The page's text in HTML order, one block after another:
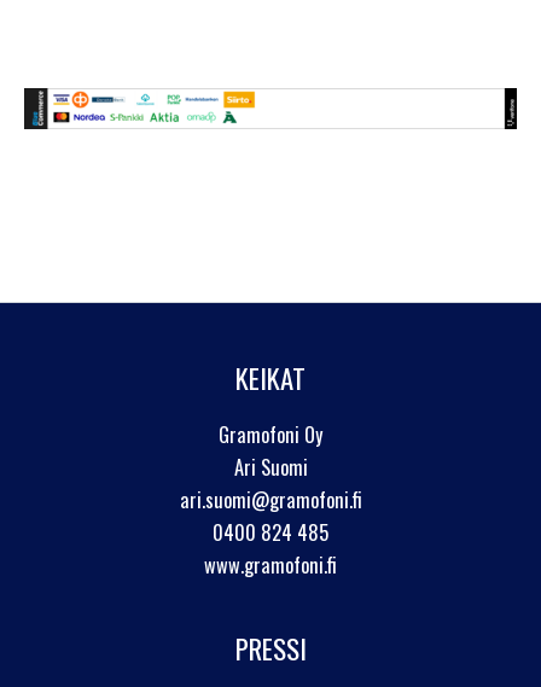
KEIKAT
Gramofoni Oy
Ari Suomi
ari.suomi@gramofoni.fi
0400 824 485
www.gramofoni.fi
PRESSI